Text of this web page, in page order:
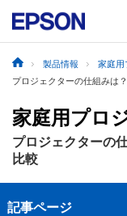
製品情報 家庭用
プロジェクターの仕組みは
家庭用プロ
プロジェクターの
比較
記事ページ